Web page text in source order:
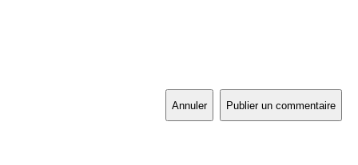
Annuler Publier un commentaire